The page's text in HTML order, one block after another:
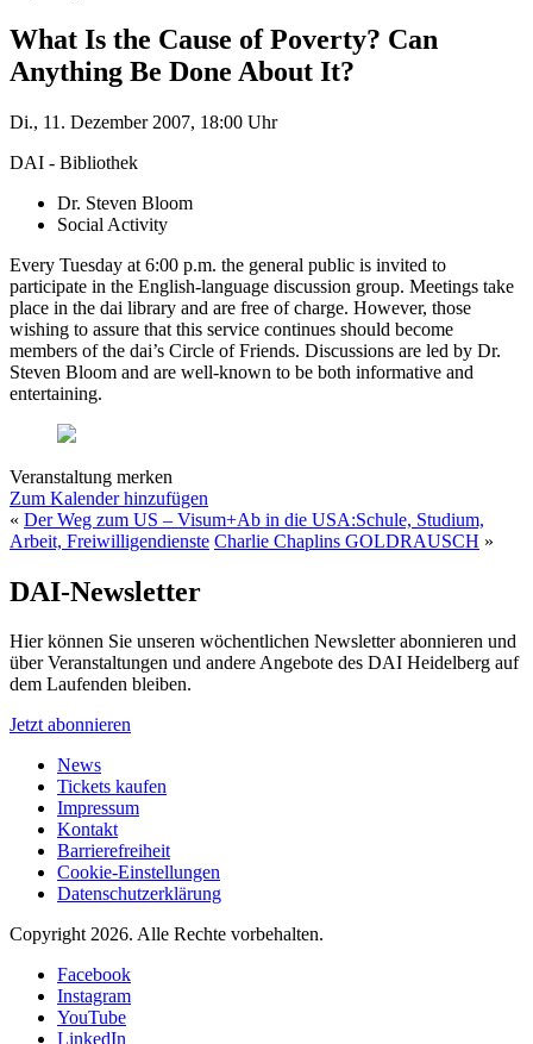
What Is the Cause of Poverty? Can
Anything Be Done About It?
Di., 11. Dezember 2007, 18:00 Uhr
DAI - Bibliothek
Dr. Steven Bloom
Social Activity
Every Tuesday at 6:00 p.m. the general public is invited to
participate in the English-language discussion group. Meetings take
place in the dai library and are free of charge. However, those
wishing to assure that this service continues should become
members of the dai’s Circle of Friends. Discussions are led by Dr.
Steven Bloom and are well-known to be both informative and
entertaining.
Veranstaltung merken
Zum Kalender hinzufügen
« Der Weg zum US – Visum+Ab in die USA:Schule, Studium,
Arbeit, Freiwilligendienste Charlie Chaplins GOLDRAUSCH »
DAI-Newsletter
Hier können Sie unseren wöchentlichen Newsletter abonnieren und
über Veranstaltungen und andere Angebote des DAI Heidelberg auf
dem Laufenden bleiben.
Jetzt abonnieren
News
Tickets kaufen
Impressum
Kontakt
Barrierefreiheit
Cookie-Einstellungen
Datenschutzerklärung
Copyright 2026. Alle Rechte vorbehalten.
Facebook
Instagram
YouTube
LinkedIn